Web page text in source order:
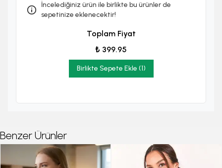
İncelediğiniz ürün ile birlikte bu ürünler de
sepetinize eklenecektir!
Toplam Fiyat
₺ 399.95
Birlikte Sepete Ekle (1)
Benzer Ürünler